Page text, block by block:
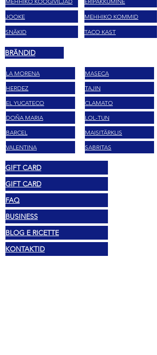
JOOKE
SNÄKID
MEHHIKO KOMMID
TACO KAST
BRÄNDID
LA MORENA
HERDEZ
EL YUCATECO
DOÑA MARIA
BARCEL
VALENTINA
MASECA
TAJIN
CLAMATO
LOL-TUN
MAISITÄRKLIS
SABRITAS
GIFT CARD
GIFT CARD
FAQ
BUSINESS
BLOG E RICETTE
KONTAKTID